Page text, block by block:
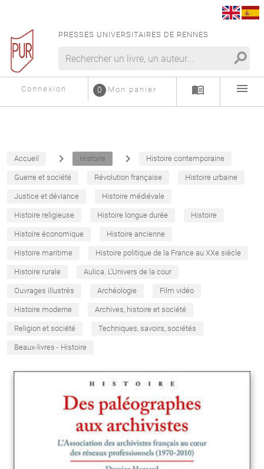
PRESSES UNIVERSITAIRES DE RENNES
search
Connexion Mon panier
0 menu_book menu
Accueil navigate_next Histoire navigate_next Histoire contemporaine
Guerre et société Révolution française Histoire urbaine
Justice et déviance Histoire médiévale
Histoire religieuse Histoire longue durée Histoire
Histoire économique Histoire ancienne
Histoire maritime Histoire politique de la France au XXe siècle
Histoire rurale Aulica. L'Univers de la cour
Ouvrages illustrés Archéologie Film vidéo
Histoire moderne Archives, histoire et société
Religion et société Techniques, savoirs, sociétés
Beaux-livres - Histoire